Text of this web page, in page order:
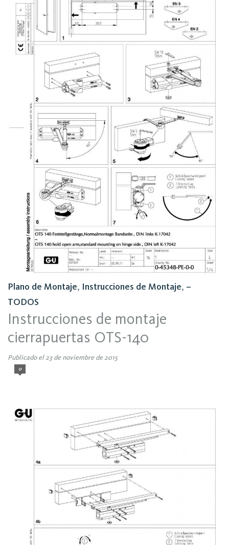
Plano de Montaje, Instrucciones de Montaje, –
TODOS
Instrucciones de montaje
cierrapuertas OTS-140
Publicado el 23 de noviembre de 2015
0